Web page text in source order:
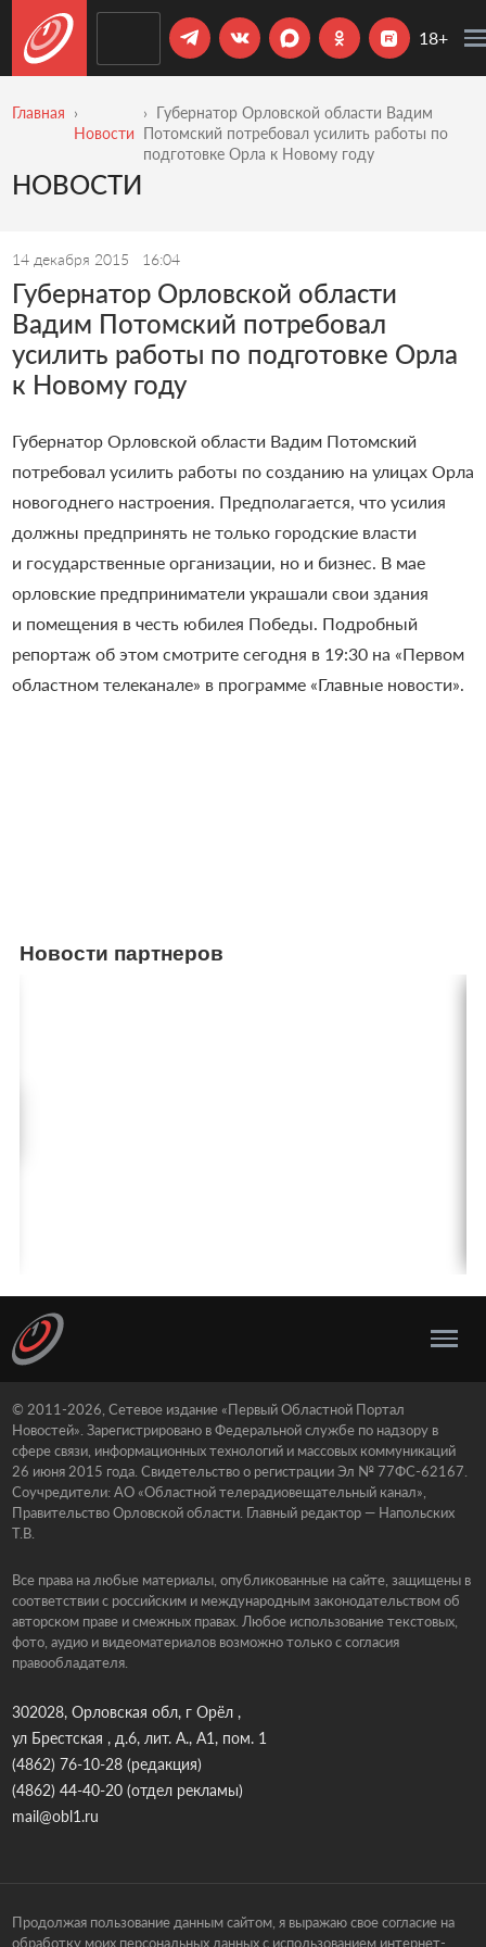
18+
Главная
Новости
Губернатор Орловской области Вадим
Потомский потребовал усилить работы по
подготовке Орла к Новому году
НОВОСТИ
14 декабря 2015 16:04
Губернатор Орловской области
Вадим Потомский потребовал
усилить работы по подготовке Орла
к Новому году
Губернатор Орловской области Вадим Потомский
потребовал усилить работы по созданию на улицах Орла
новогоднего настроения. Предполагается, что усилия
должны предпринять не только городские власти
и государственные организации, но и бизнес. В мае
орловские предприниматели украшали свои здания
и помещения в честь юбилея Победы. Подробный
репортаж об этом смотрите сегодня в 19:30 на «Первом
областном телеканале» в программе «Главные новости».
Новости партнеров
© 2011-2026, Сетевое издание «Первый Областной Портал
Новостей». Зарегистрировано в Федеральной службе по надзору в
сфере связи, информационных технологий и массовых коммуникаций
26 июня 2015 года. Свидетельство о регистрации Эл № 77ФС-62167.
Соучредители: АО «Областной телерадиовещательный канал»,
Правительство Орловской области. Главный редактор — Напольских
Т.В.
Все права на любые материалы, опубликованные на сайте, защищены в
соответствии с российским и международным законодательством об
авторском праве и смежных правах. Любое использование текстовых,
фото, аудио и видеоматериалов возможно только с согласия
правообладателя.
302028, Орловская обл, г Орёл ,
ул Брестская , д.6, лит. А., А1, пом. 1
(4862) 76-10-28(редакция)
(4862) 44-40-20(отдел рекламы)
mail@obl1.ru
Продолжая пользование данным сайтом, я выражаю свое согласие на
обработку моих персональных данных с использованием интернет-